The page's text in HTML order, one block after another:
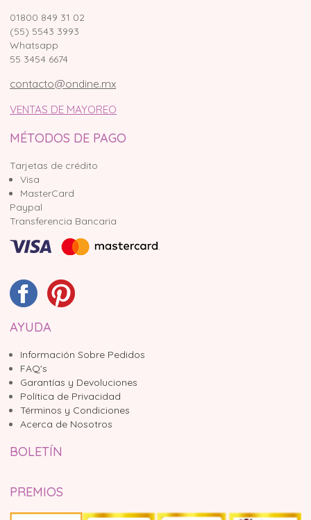
01800 849 31 02
(55) 5543 3993
Whatsapp
55 3454 6674
contacto@ondine.mx
VENTAS DE MAYOREO
MÉTODOS DE PAGO
Tarjetas de crédito
Visa
MasterCard
Paypal
Transferencia Bancaria
AYUDA
Información Sobre Pedidos
FAQ's
Garantías y Devoluciones
Política de Privacidad
Términos y Condiciones
Acerca de Nosotros
BOLETÍN
PREMIOS